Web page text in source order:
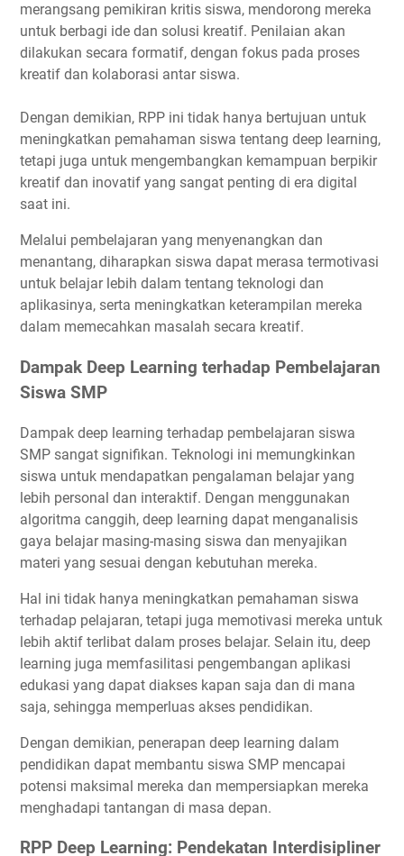
merangsang pemikiran kritis siswa, mendorong mereka
untuk berbagi ide dan solusi kreatif. Penilaian akan
dilakukan secara formatif, dengan fokus pada proses
kreatif dan kolaborasi antar siswa.
Dengan demikian, RPP ini tidak hanya bertujuan untuk
meningkatkan pemahaman siswa tentang deep learning,
tetapi juga untuk mengembangkan kemampuan berpikir
kreatif dan inovatif yang sangat penting di era digital
saat ini.
Melalui pembelajaran yang menyenangkan dan
menantang, diharapkan siswa dapat merasa termotivasi
untuk belajar lebih dalam tentang teknologi dan
aplikasinya, serta meningkatkan keterampilan mereka
dalam memecahkan masalah secara kreatif.
Dampak Deep Learning terhadap Pembelajaran
Siswa SMP
Dampak deep learning terhadap pembelajaran siswa
SMP sangat signifikan. Teknologi ini memungkinkan
siswa untuk mendapatkan pengalaman belajar yang
lebih personal dan interaktif. Dengan menggunakan
algoritma canggih, deep learning dapat menganalisis
gaya belajar masing-masing siswa dan menyajikan
materi yang sesuai dengan kebutuhan mereka.
Hal ini tidak hanya meningkatkan pemahaman siswa
terhadap pelajaran, tetapi juga memotivasi mereka untuk
lebih aktif terlibat dalam proses belajar. Selain itu, deep
learning juga memfasilitasi pengembangan aplikasi
edukasi yang dapat diakses kapan saja dan di mana
saja, sehingga memperluas akses pendidikan.
Dengan demikian, penerapan deep learning dalam
pendidikan dapat membantu siswa SMP mencapai
potensi maksimal mereka dan mempersiapkan mereka
menghadapi tantangan di masa depan.
RPP Deep Learning: Pendekatan Interdisipliner